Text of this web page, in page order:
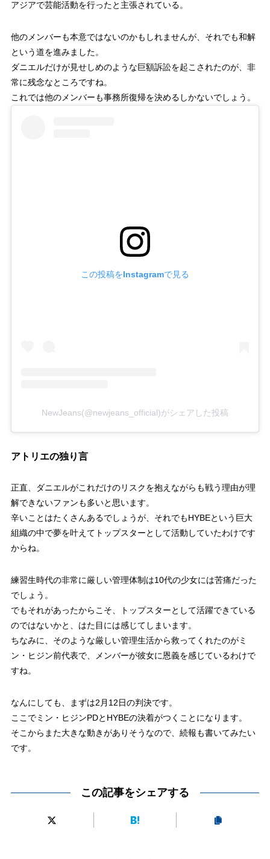
アジアで芸能活動を行ったと主張されている。
他のメンバーも本意ではないのかもしれませんが、それでも和解
という道を進みました。
ダニエルだけが見せしめのような巨額訴訟を起こされたのが、非
常に残念なところですね。
これでは他のメンバーも事務所復帰を決めるしかないでしょう。
この投稿をInstagramで見る
NewJeans(@newjeans_official)がシェアした投稿
アトリエの独り言
正直、ダニエルがこれだけのリスクを抱えながらも戦う理由が理
解できないファンも多いと思います。
辛いことはたくさんあるでしょうが、それでもHYBEという巨大
組織の中で夢を叶えてトップスターとして活動していたわけです
からね。
練習生時代の非常に厳しい管理体制は10代の少女には苦痛だった
でしょう。
でもそれがあったからこそ、トップスターとして活躍できている
のではないかと、はた目には感じてしまいます。
ちなみに、そのような厳しい管理生活から救ってくれたのがミ
ン・ヒジン前代表で、メンバーが彼女に恩義を感じているわけで
すね。
なんにしても、まずは2月12日の判決です。
ここでミン・ヒジンPDとHYBEの決着がつくことになります。
そこからまた大きな動きがありそうなので、続報も書いてみたい
です。
この記事をシェアする